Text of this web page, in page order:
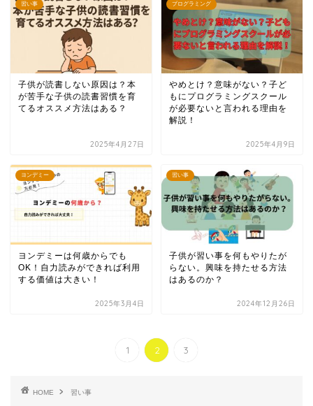
習い事
子供が読書しない原因は？本
が苦手な子供の読書習慣を育
てるオススメ方法はある？
2025年4月27日
プログラミング
やめとけ？意味がない？子ど
もにプログラミングスクール
が必要ないと言われる理由を
解説！
2025年4月9日
ヨンデミー
ヨンデミーは何歳からでも
OK！自力読みができれば利用
する価値は大きい！
2025年3月4日
習い事
子供が習い事を何もやりたが
らない。興味を持たせる方法
はあるのか？
2024年12月26日
1 2 3
HOME 習い事